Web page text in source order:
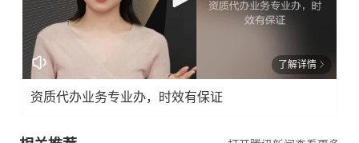
了解详情
资质代办业务专业办，时效有保证